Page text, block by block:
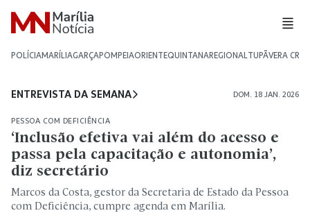
POLÍCIAMARÍLIAGARÇAPOMPEIAORIENTEQUINTANAREGIONALTUPÃVERA CRUZ
ENTREVISTA DA SEMANA DOM. 18 JAN. 2026
PESSOA COM DEFICIÊNCIA
‘Inclusão efetiva vai além do acesso e
passa pela capacitação e autonomia’,
diz secretário
Marcos da Costa, gestor da Secretaria de Estado da Pessoa
com Deficiência, cumpre agenda em Marília.